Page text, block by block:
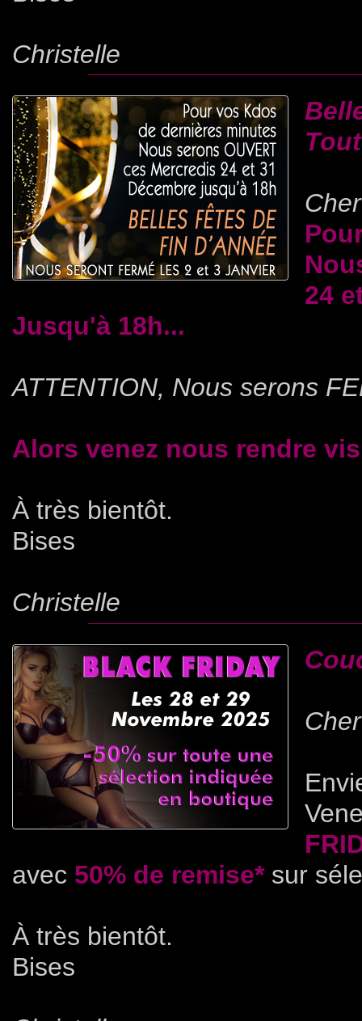
Christelle
24
Jusqu'à 18h...
ATTENTION, Nous serons
Alors venez nous rendre
À très bientôt.
Bises
Christelle
avec 50% de remise*sur
À très bientôt.
Bises